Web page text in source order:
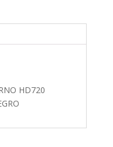
HD720